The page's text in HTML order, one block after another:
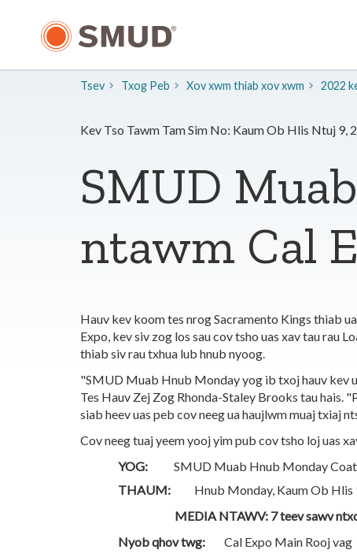
Tsev Txog Peb ​Xov xwm thiab xov xwm 2022
Kev Tso Tawm Tam Sim No: Kaum Ob Hlis Ntuj 9,
SMUD
ntawm Cal
Hauv kev koom tes nrog Sacramento Kings thiab
Expo, kev siv zog los sau cov tsho uas xav tau rau
thiab siv rau txhua lub hnub nyoog.
"SMUD Muab Hnub Monday yog ib txoj hauv kev
Tes Hauv Zej Zog Rhonda-Staley Brooks tau hais.
siab heev uas peb cov neeg ua haujlwm muaj txiaj
Cov neeg tuaj yeem yooj yim pub cov tsho loj uas
YOG: SMUD Muab Hnub Monday Coat
THAUM: Hnub Monday, Kaum Ob Hlis
MEDIA NTAWV: 7 teev sawv
Nyob qhov twg: Cal Expo Main Rooj vag